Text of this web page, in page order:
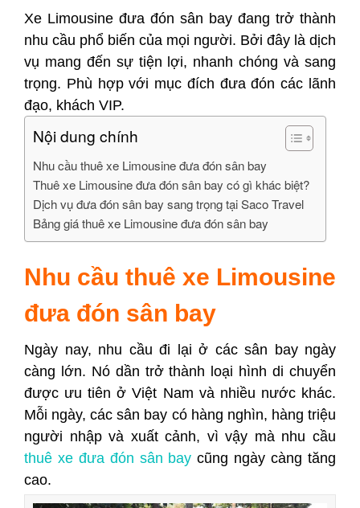
Xe Limousine đưa đón sân bay đang trở thành
nhu cầu phổ biến của mọi người. Bởi đây là dịch
vụ mang đến sự tiện lợi, nhanh chóng và sang
trọng. Phù hợp với mục đích đưa đón các lãnh
đạo, khách VIP.
Nội dung chính
Nhu cầu thuê xe Limousine đưa đón sân bay
Thuê xe Limousine đưa đón sân bay có gì khác biệt?
Dịch vụ đưa đón sân bay sang trọng tại Saco Travel
Bảng giá thuê xe Limousine đưa đón sân bay
Nhu cầu thuê xe Limousine
đưa đón sân bay
Ngày nay, nhu cầu đi lại ở các sân bay ngày
càng lớn. Nó dần trở thành loại hình di chuyển
được ưu tiên ở Việt Nam và nhiều nước khác.
Mỗi ngày, các sân bay có hàng nghìn, hàng triệu
người nhập và xuất cảnh, vì vậy mà nhu cầu
thuê xe đưa đón sân bay cũng ngày càng tăng
cao.